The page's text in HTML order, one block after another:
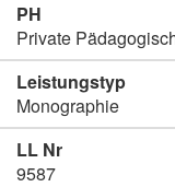
PH
Private
Leistungstyp
Monographie
LL Nr
9587